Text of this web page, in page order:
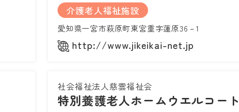
介護老人福祉施設
愛知県一宮市萩原町東宮重字蓮原36－1
http://www.jikeikai-net.jp
社会福祉法人慈雲福祉会
特別養護老人ホームウエルコー